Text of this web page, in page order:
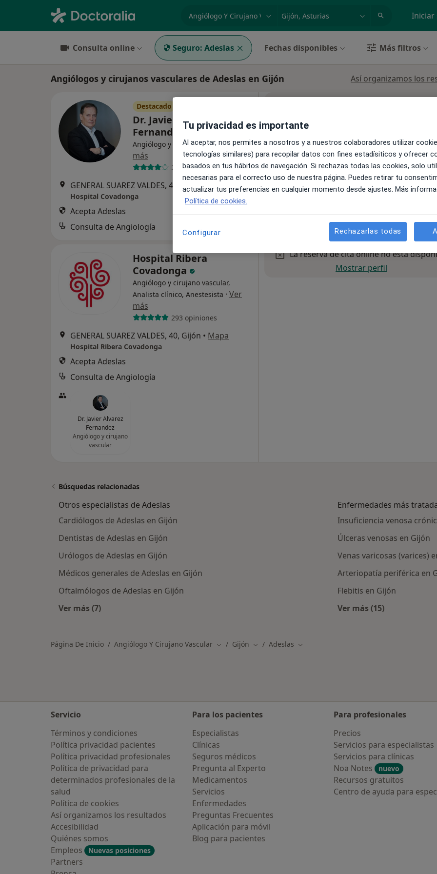
especialidad, enfermedad o nombre
p. ej. Madrid Iniciar
Consulta online Seguro: Adeslas Fechas disponibles Más filtros
Angiólogos y cirujanos vasculares de Adeslas en Gijón Así organizamos los
Destacado
Dr. Javier Alvarez
Fernandez
Angiólogo y cirujano vascular·Ver
más
20 opiniones
GENERAL SUAREZ VALDES, 40, Gijón • Mapa
Hospital Covadonga
Acepta Adeslas
Consulta de Angiología
Hospital Ribera
Covadonga
Angiólogo y cirujano vascular,
Analista clínico, Anestesista · Ver
más
293 opiniones
GENERAL SUAREZ VALDES, 40, Gijón • Mapa
Hospital Ribera Covadonga
Acepta Adeslas
Consulta de Angiología
Dr. Javier Alvarez
Fernandez
Angiólogo y cirujano
vascular
La reserva de cita online no está
Mostrar perfil
Búsquedas relacionadas
Otros especialistas de Adeslas
Cardiólogos de Adeslas en Gijón
Dentistas de Adeslas en Gijón
Urólogos de Adeslas en Gijón
Médicos generales de Adeslas en Gijón
Oftalmólogos de Adeslas en Gijón
Ver más (7)
Enfermedades más
Insuficiencia venosa
Úlceras venosas en Gijón
Venas varicosas (varices)
Arteriopatía periférica en
Flebitis en Gijón
Ver más (15)
Página De Inicio Angiólogo Y Cirujano Vascular Cambiar de ciudad
Gijón Cambiar de ciudad
Adeslas Cambiar de ciudad
Servicio
Términos y condiciones
Política privacidad pacientes
Política privacidad profesionales
Política de privacidad para
determinados profesionales de la
salud
Política de cookies
Así organizamos los resultados
Accesibilidad
Quiénes somos
Empleos
Nuevas posiciones
Partners
Para los pacientes
Especialistas
Clínicas
Seguros médicos
Pregunta al Experto
Medicamentos
Servicios
Enfermedades
Preguntas Frecuentes
Aplicación para móvil
Blog para pacientes
Para profesionales
Precios
Servicios para especialistas
Servicios para clínicas
Noa Notes
nuevo
Recursos gratuitos
Centro de ayuda para
Tu privacidad es importante
Al aceptar, nos permites a nosotros y a nuestros colaboradores utilizar
tecnologías similares) para recopilar datos con fines estadísiticos y ofrecer
basados en tus hábitos de navegación. Si rechazas todas las cookies, solo
necesarias para el correcto uso de nuestra página. Puedes retirar tu
actualizar tus preferencias en cualquier momento desde ajustes. Más
Política de cookies.
Configurar Rechazarlas todas